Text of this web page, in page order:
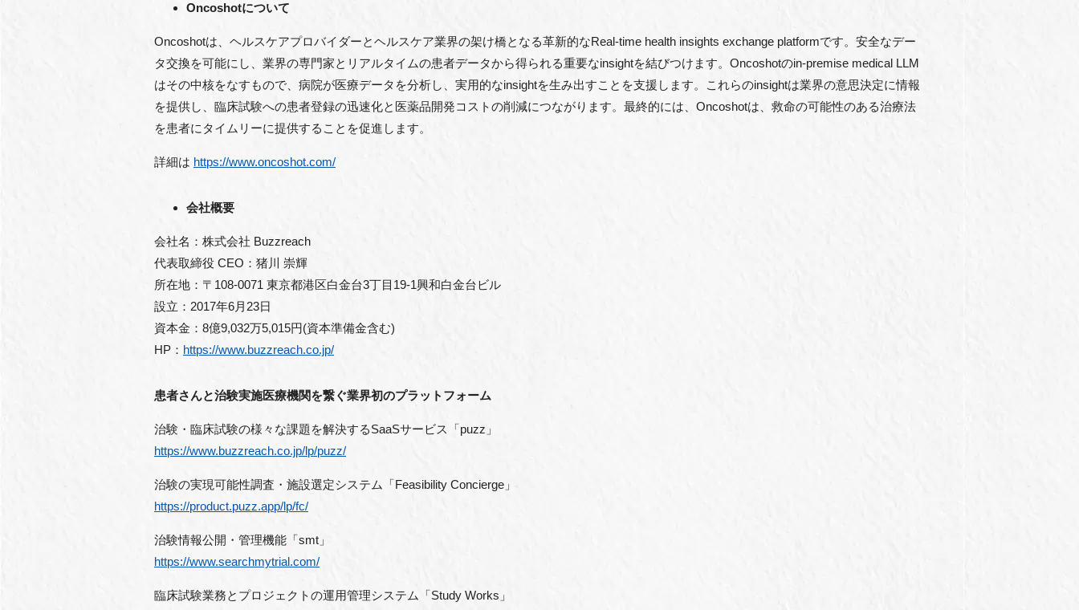
Oncoshotについて
Oncoshotは、ヘルスケアプロバイダーとヘルスケア業界の架け橋となる革新的なReal-time health insights exchange platformです。安全なデー
タ交換を可能にし、業界の専門家とリアルタイムの患者データから得られる重要なinsightを結びつけます。Oncoshotのin-premise medical LLM
はその中核をなすもので、病院が医療データを分析し、実用的なinsightを生み出すことを支援します。これらのinsightは業界の意思決定に情報
を提供し、臨床試験への患者登録の迅速化と医薬品開発コストの削減につながります。最終的には、Oncoshotは、救命の可能性のある治療法
を患者にタイムリーに提供することを促進します。
詳細は https://www.oncoshot.com/
会社概要
会社名：株式会社 Buzzreach
代表取締役 CEO：猪川 崇輝
所在地：〒108-0071 東京都港区白金台3丁目19-1興和白金台ビル
設立：2017年6月23日
資本金：8億9,032万5,015円(資本準備金含む)
HP： https://www.buzzreach.co.jp/
患者さんと治験実施医療機関を繋ぐ業界初のプラットフォーム
治験・臨床試験の様々な課題を解決するSaaSサービス「puzz」
https://www.buzzreach.co.jp/lp/puzz/
治験の実現可能性調査・施設選定システム「Feasibility Concierge」
https://product.puzz.app/lp/fc/
治験情報公開・管理機能「smt」
https://www.searchmytrial.com/
臨床試験業務とプロジェクトの運用管理システム「Study Works」